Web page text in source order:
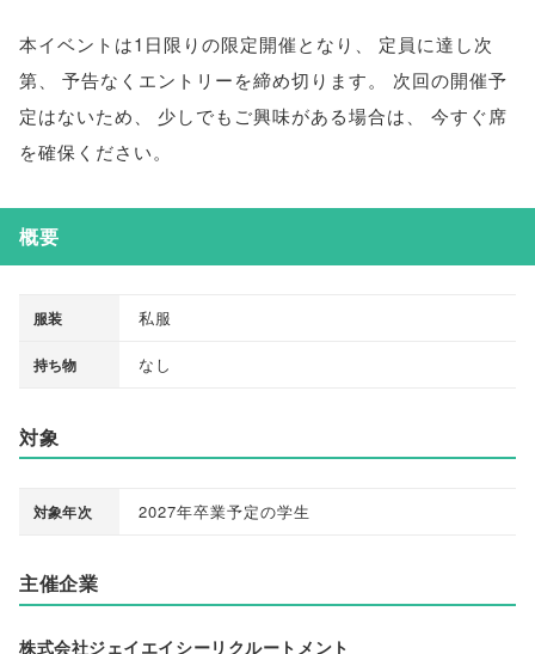
本イベントは1日限りの限定開催となり
定員に達し次
第
予告なくエントリーを締め切ります。
次回の開催予
定はないため
少しでもご興味がある場合は
今すぐ席
を確保ください。
概要
服装 私服
持ち物 なし
対象
対象年次 2027年卒業予定の学生
主催企業
株式会社ジェイエイシーリクルートメント